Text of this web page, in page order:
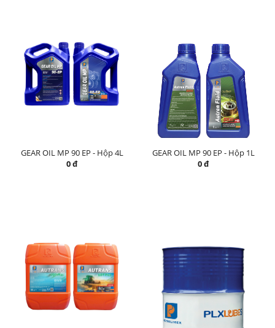
GEAR OIL MP 90 EP - Hộp 4L
0 đ
GEAR OIL MP 90 EP - Hộp 1L
0 đ